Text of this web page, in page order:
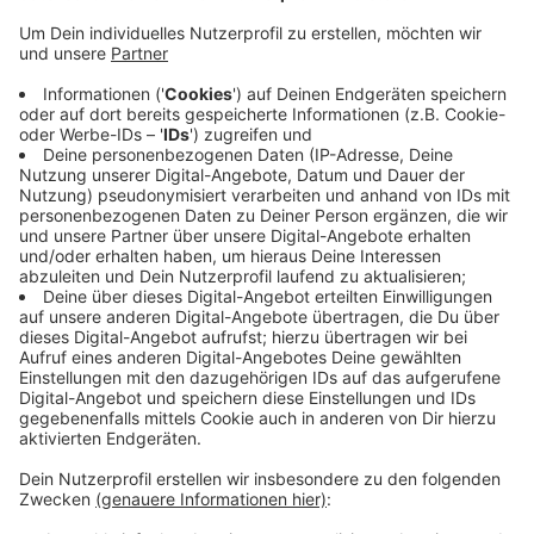
Roßstraße überschlagen. Dabei wurden zwei
kam, ist noch nicht klar, sagt die Polizei. Sie geht
davon aus, dass zwei Personen in dem
Unfallwagen gesessen haben. Die seien aber zu
Fuß geflüchtet. Die Polizei sucht aktuell nach den
beiden und bittet Zeuginnen und Zeugen um
Hinweise (Tel. 0202-284-0). Der entstandene
Schaden an allen drei Autos wird auf 17.000 Euro
geschätzt.
Veröffentlicht:Sonntag, 23.10.2022 08:22
Anzeige